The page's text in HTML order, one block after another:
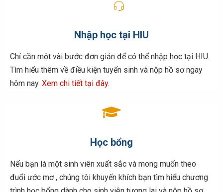
Nhập học tại HIU
Chỉ cần một vài bước đơn giản để có thể nhập học tại HIU.
Tìm hiểu thêm về điều kiện tuyển sinh và nộp hồ sơ ngay
hôm nay. Xem chi tiết tại đây.
Học bổng
Nếu bạn là một sinh viên xuất sắc và mong muốn theo
đuổi ước mơ , chúng tôi khuyến khích bạn tìm hiểu chương